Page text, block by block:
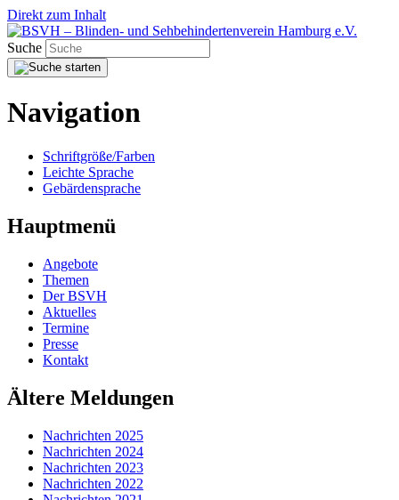
Direkt zum Inhalt
Suche
Navigation
Schriftgröße/Farben
Leichte Sprache
Gebärdensprache
Hauptmenü
Angebote
Themen
Der BSVH
Aktuelles
Termine
Presse
Kontakt
Ältere Meldungen
Nachrichten 2025
Nachrichten 2024
Nachrichten 2023
Nachrichten 2022